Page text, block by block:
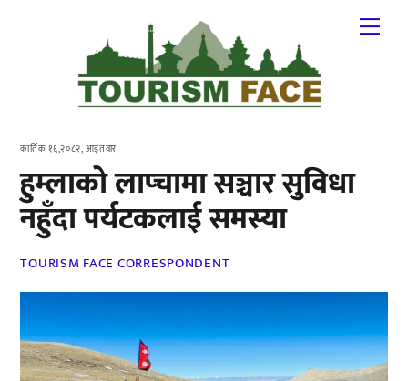
कार्तिक १६,२०८२, आइतवार
हुम्लाको लाप्चामा सञ्चार सुविधा
नहुँदा पर्यटकलाई समस्या
TOURISM FACE CORRESPONDENT